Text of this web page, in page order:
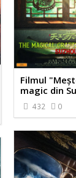
Filmul
magic din
432 0